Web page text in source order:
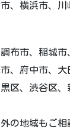
、横浜市、川
布市、稲城市
、府中市、大
区、渋谷区、
外の地域もご